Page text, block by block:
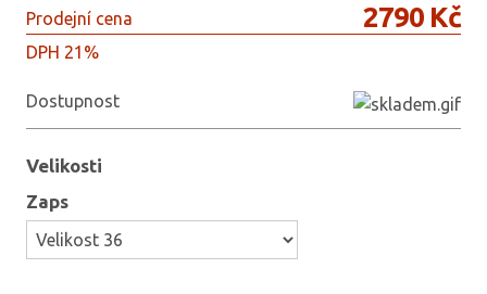
Prodejní cena 2790 Kč
DPH 21%
Dostupnost
Velikosti
Zaps